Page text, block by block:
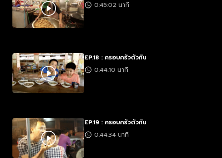
0:45:02 นาที
EP.18 : ครอบครัวตัวกิน
0:44:10 นาที
EP.19 : ครอบครัวตัวกิน
0:44:34 นาที